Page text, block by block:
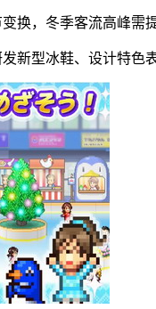
换，冬季客流高峰需
新型冰鞋、设计特色